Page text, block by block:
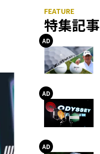
特集記事